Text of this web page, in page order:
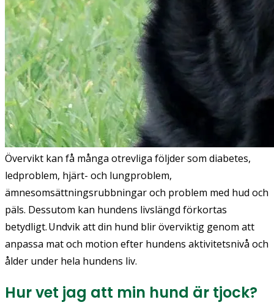
Övervikt kan få många otrevliga följder som diabetes,
ledproblem, hjärt- och lungproblem,
ämnesomsättningsrubbningar och problem med hud och
päls. Dessutom kan hundens livslängd förkortas
betydligt. Undvik att din hund blir överviktig genom att
anpassa mat och motion efter hundens aktivitetsnivå och
ålder under hela hundens liv.
Hur vet jag att min hund är tjock?